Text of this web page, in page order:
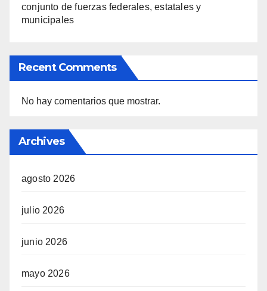
conjunto de fuerzas federales, estatales y
municipales
Recent Comments
No hay comentarios que mostrar.
Archives
agosto 2026
julio 2026
junio 2026
mayo 2026